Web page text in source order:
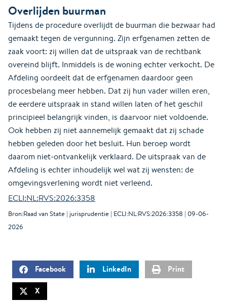
Overlijden buurman
Tijdens de procedure overlijdt de buurman die bezwaar had
gemaakt tegen de vergunning. Zijn erfgenamen zetten de
zaak voort: zij willen dat de uitspraak van de rechtbank
overeind blijft. Inmiddels is de woning echter verkocht. De
Afdeling oordeelt dat de erfgenamen daardoor geen
procesbelang meer hebben. Dat zij hun vader willen eren,
de eerdere uitspraak in stand willen laten of het geschil
principieel belangrijk vinden, is daarvoor niet voldoende.
Ook hebben zij niet aannemelijk gemaakt dat zij schade
hebben geleden door het besluit. Hun beroep wordt
daarom niet-ontvankelijk verklaard. De uitspraak van de
Afdeling is echter inhoudelijk wel wat zij wensten: de
omgevingsverlening wordt niet verleend.
ECLI:NL:RVS:2026:3358
Bron:Raad van State | jurisprudentie | ECLI:NL:RVS:2026:3358 | 09-06-
2026
Facebook LinkedIn Print
X